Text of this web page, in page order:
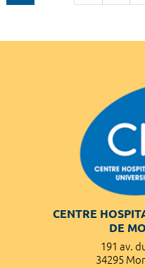
CENTRE
DE
191 av.
34295